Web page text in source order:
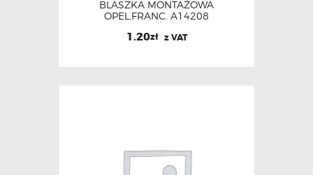
BLASZKA MONTAŻOWA
OPEL,FRANC. A14208
1.20zł z VAT